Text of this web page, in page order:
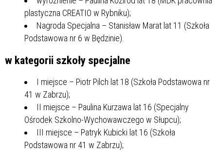
plastyczna CREATIO w Rybniku);
Nagroda Specjalna – Stanisław Marat lat 11 (Szkoła
Podstawowa nr 6 w Będzinie).
w kategorii szkoły specjalne
I miejsce – Piotr Pilch lat 18 (Szkoła Podstawowa nr
41 w Zabrzu);
II miejsce – Paulina Kurzawa lat 16 (Specjalny
Ośrodek Szkolno-Wychowawczego w Słupcu);
III miejsce – Patryk Kubicki lat 16 (Szkoła
Podstawowa nr 41 w Zabrzu);